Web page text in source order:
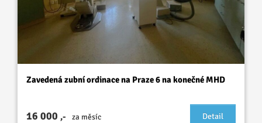
Zavedená zubní ordinace na Praze 6 na konečné MHD
16 000 ,- za měsíc Detail